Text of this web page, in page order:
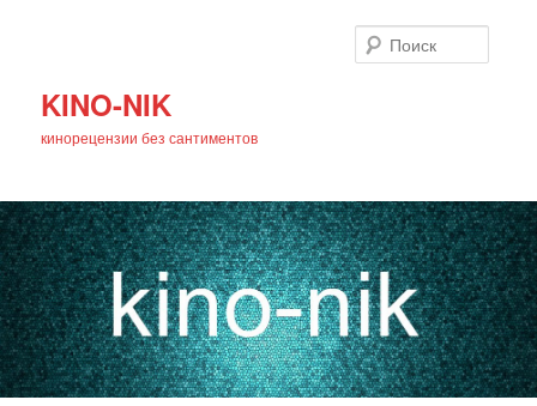
KINO-NIK
кинорецензии без сантиментов